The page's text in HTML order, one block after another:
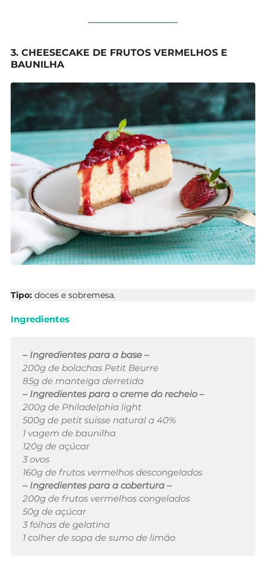
3. CHEESECAKE DE FRUTOS VERMELHOS E
BAUNILHA
Tipo: doces e sobremesa.
Ingredientes
– Ingredientes para a base –
200g de bolachas Petit Beurre
85g de manteiga derretida
– Ingredientes para o creme do recheio –
200g de Philadelphia light
500g de petit suisse natural a 40%
1 vagem de baunilha
120g de açúcar
3 ovos
160g de frutos vermelhos descongelados
– Ingredientes para a cobertura –
200g de frutos vermelhos congelados
50g de açúcar
3 folhas de gelatina
1 colher de sopa de sumo de limão